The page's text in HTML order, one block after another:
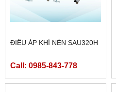
ĐIỀU ÁP KHÍ NÉN SAU320H
Call: 0985-843-778